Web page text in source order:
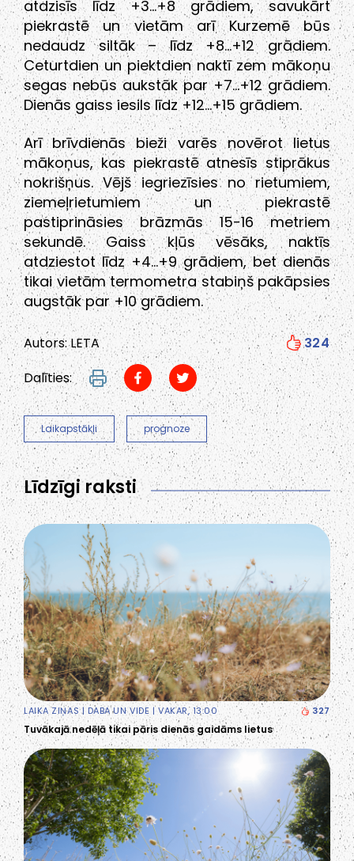
atdzisīs līdz +3…+8 grādiem, savukārt
piekrastē un vietām arī Kurzemē būs
nedaudz siltāk – līdz +8…+12 grādiem.
Ceturtdien un piektdien naktī zem mākoņu
segas nebūs aukstāk par +7…+12 grādiem.
Dienās gaiss iesils līdz +12…+15 grādiem.
Arī brīvdienās bieži varēs novērot lietus
mākoņus, kas piekrastē atnesīs stiprākus
nokrišņus. Vējš iegriezīsies no rietumiem,
ziemeļrietumiem un piekrastē
pastiprināsies brāzmās 15-16 metriem
sekundē. Gaiss kļūs vēsāks, naktīs
atdziestot līdz +4…+9 grādiem, bet dienās
tikai vietām termometra stabiņš pakāpsies
augstāk par +10 grādiem.
Autors: LETA
324
Dalīties:
Laikapstākļi prognoze
Līdzīgi raksti
LAIKA ZIŅAS| DABA UN VIDE | VAKAR, 13:00 327
Tuvākajā nedēļā tikai pāris dienās gaidāms lietus